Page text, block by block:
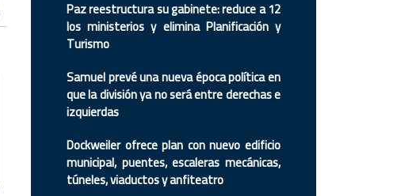
Paz reestructura su gabinete: reduce a 12
los ministerios y elimina Planificación y
Turismo
Samuel prevé una nueva época política en
que la división ya no será entre derechas e
izquierdas
Dockweiler ofrece plan con nuevo edificio
municipal, puentes, escaleras mecánicas,
túneles, viaductos y anfiteatro